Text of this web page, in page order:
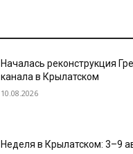
Началась реконструкция
канала в Крылатском
10.08.2026
Неделя в Крылатском: 3–9